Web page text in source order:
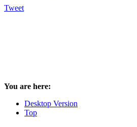
Tweet
You are here:
Desktop Version
Top